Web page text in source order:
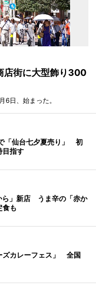
街に大型飾り300
6日、始まった。
「仙台七夕夏売り」 初
目指す
ら」新店 うま辛の「赤か
食も
ズカレーフェス」 全国